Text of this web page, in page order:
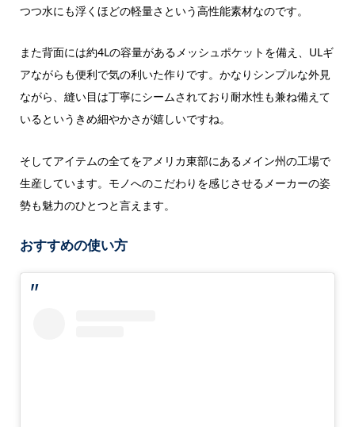
つつ水にも浮くほどの軽量さという高性能素材なのです。
また背面には約4Lの容量があるメッシュポケットを備え、ULギ
アながらも便利で気の利いた作りです。かなりシンプルな外見
ながら、縫い目は丁寧にシームされており耐水性も兼ね備えて
いるというきめ細やかさが嬉しいですね。
そしてアイテムの全てをアメリカ東部にあるメイン州の工場で
生産しています。モノへのこだわりを感じさせるメーカーの姿
勢も魅力のひとつと言えます。
おすすめの使い方